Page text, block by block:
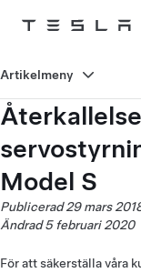
Tesla
Model S
Publicerad 29 mars
Ändrad 5 februari 2020
För att säkerställa våra
Artikelmeny